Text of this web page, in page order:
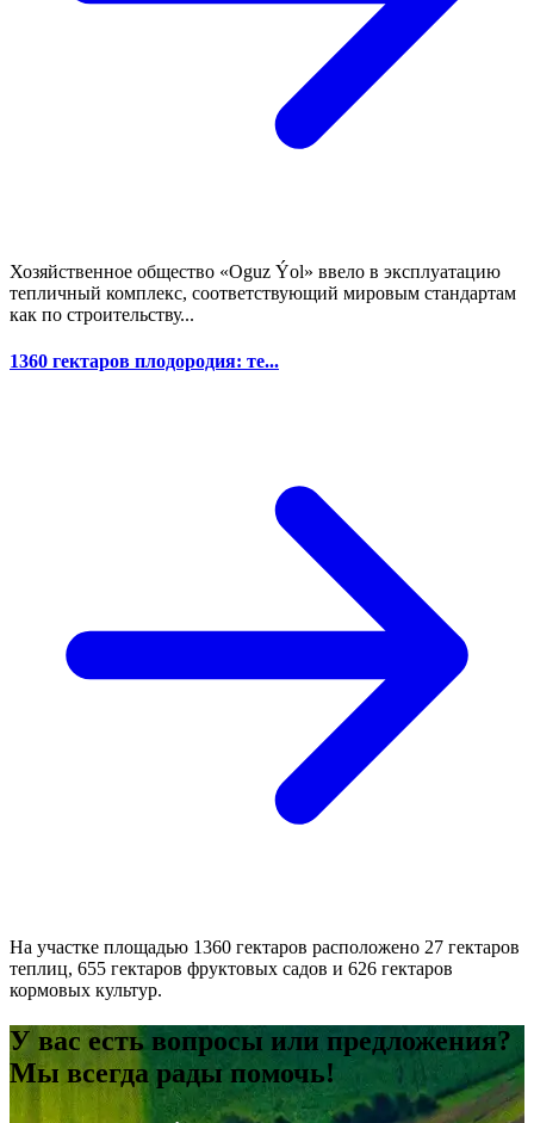
Хозяйственное общество «Oguz Ýol» ввело в эксплуатацию
тепличный комплекс, соответствующий мировым стандартам
как по строительству...
1360 гектаров плодородия: те...
На участке площадью 1360 гектаров расположено 27 гектаров
теплиц, 655 гектаров фруктовых садов и 626 гектаров
кормовых культур.
У вас есть вопросы или предложения?
Мы всегда рады помочь!